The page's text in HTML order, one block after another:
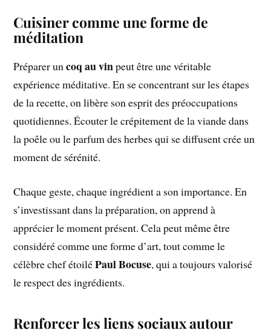
Cuisiner comme une forme de
méditation
Préparer uncoq au vinpeut être une véritable
expérience méditative. En se concentrant sur les étapes
de la recette, on libère son esprit des préoccupations
quotidiennes. Écouter le crépitement de la viande dans
la poêle ou le parfum des herbes qui se diffusent crée un
moment de sérénité.
Chaque geste, chaque ingrédient a son importance. En
s’investissant dans la préparation, on apprend à
apprécier le moment présent. Cela peut même être
considéré comme une forme d’art, tout comme le
célèbre chef étoiléPaul Bocuse, qui a toujours valorisé
le respect des ingrédients.
Renforcer les liens sociaux autour